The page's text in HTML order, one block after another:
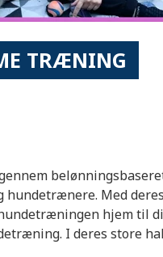
TRÆNING
Med
hjem til
I deres store